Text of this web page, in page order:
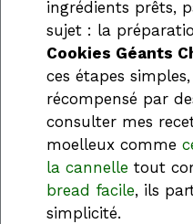
ingrédients prêts,
sujet : la
Cookies Géants
ces étapes
récompensé par
consulter mes
moelleux comme
la cannelle tout
bread facile, ils
simplicité.